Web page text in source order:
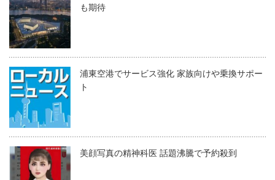
も期待
浦東空港でサービス強化 家族向けや乗換サポー
ト
美顔写真の精神科医 話題沸騰で予約殺到